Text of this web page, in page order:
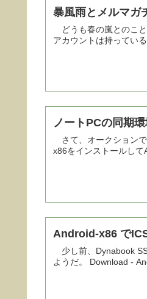
暴風雨とメルマガ
どうも春の嵐とのこ
アカウントは持ってい
ノートPCの同期
さて、オークション
x86をインストールし
Android-x86 で
少し前、Dynabook
ようだ。 Download -